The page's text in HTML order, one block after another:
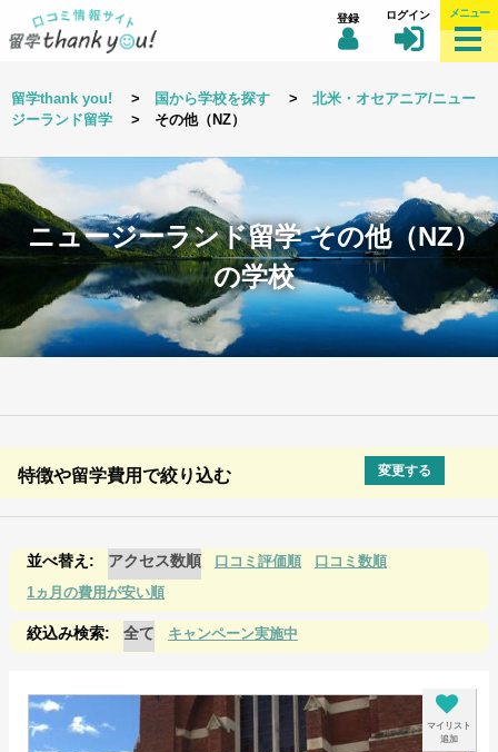
登録 ログイン メニュー
留学thank you! > 国から学校を探す > 北米・オセアニア/ニュー
ジーランド留学 > その他（NZ）
ニュージーランド留学 その他（NZ）
の学校
特徴や留学費用で絞り込む 変更する
アクセス数順 口コミ評価順
口コミ数順
1ヵ月の費用が安い順
全て キャンペーン実施中
マイリスト
追加